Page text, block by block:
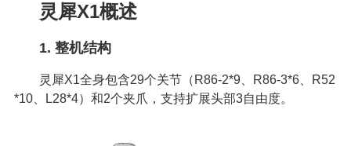
灵犀X1概述
1. 整机结构
灵犀X1全身包含29个关节（R86-2*9、R86-3*6、R52
*10、L28*4）和2个夹爪，支持扩展头部3自由度。